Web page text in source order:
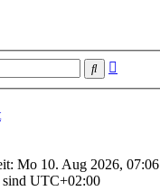
Suche
Mo 10. Aug 2026, 07:06
UTC+02:00